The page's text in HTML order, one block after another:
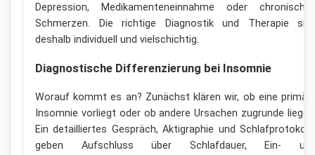
Depression, Medikamenteneinnahme oder
Schmerzen. Die richtige Diagnostik und Therapie
deshalb individuell und vielschichtig.
Diagnostische Differenzierung bei Insomnie
Worauf kommt es an? Zunächst klären wir, ob eine
Insomnie vorliegt oder ob andere Ursachen zugrunde
Ein detailliertes Gespräch, Aktigraphie und
geben Aufschluss über Schlafdauer, Ein-